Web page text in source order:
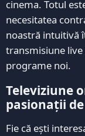
cinema. Totul
necesitatea
noastră intuitivă
transmisiune
programe noi.
Televiziune
pasionații
Fie că ești